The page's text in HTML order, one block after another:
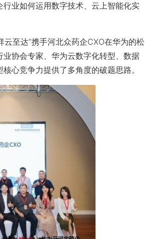
行业如何运用数字技术、云上智能化实
至达”携手河北众药企CXO在华为的松
协会专家、华为云数字化转型、数据
心竞争力提供了多角度的破题思路。